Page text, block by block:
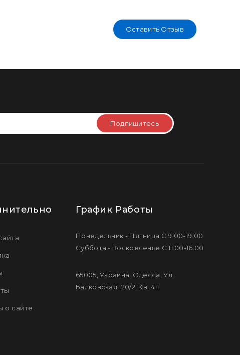
Оставить Отзыв
Подпишитесь
о сайте
График Работы
Понедельник - Пятница С 9.00-19.00
Суббота - Воскресенье С 11.00-16.00
65005, Украина, Одесса, Ул.
Балковская 120/2, Кв. 411